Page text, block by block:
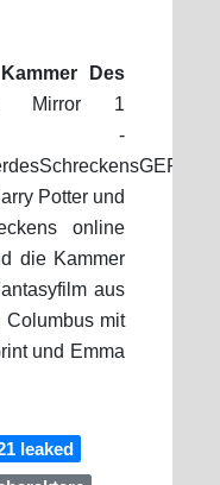
Des
Mirror 1
-
Potter und
online
die Kammer
aus
mit
und Emma
leaked